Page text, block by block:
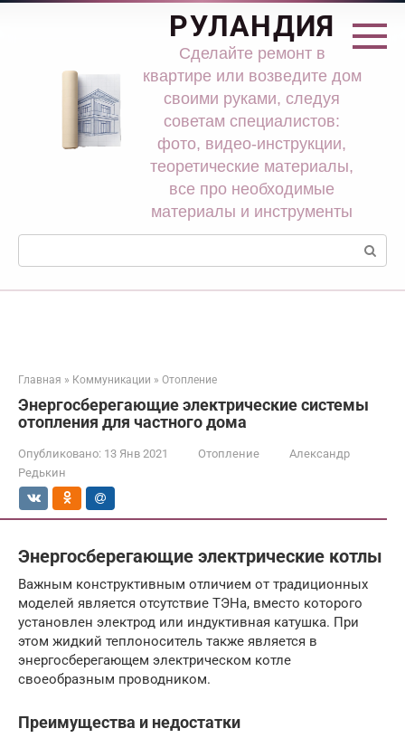
Перейти
РУЛАНДИЯ
Сделайте ремонт в
квартире или возведите дом
своими руками, следуя
советам специалистов:
фото, видео-инструкции,
теоретические материалы,
все про необходимые
материалы и инструменты
Поиск:
Главная » Коммуникации » Отопление
Энергосберегающие электрические системы
отопления для частного дома
Опубликовано: 13 Янв 2021 Отопление
Александр
Редькин
Энергосберегающие электрические котлы
Важным конструктивным отличием от традиционных
моделей является отсутствие ТЭНа, вместо которого
установлен электрод или индуктивная катушка. При
этом жидкий теплоноситель также является в
энергосберегающем электрическом котле
своеобразным проводником.
Преимущества и недостатки